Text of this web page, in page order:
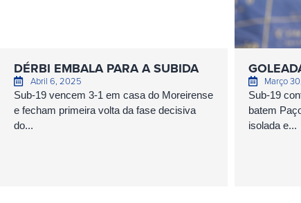
DÉRBI EMBALA PARA A SUBIDA
Abril 6, 2025
Sub-19 vencem 3-1 em casa do Moreirense
e fecham primeira volta da fase decisiva
do...
Março
Sub-19
batem
isolada e...